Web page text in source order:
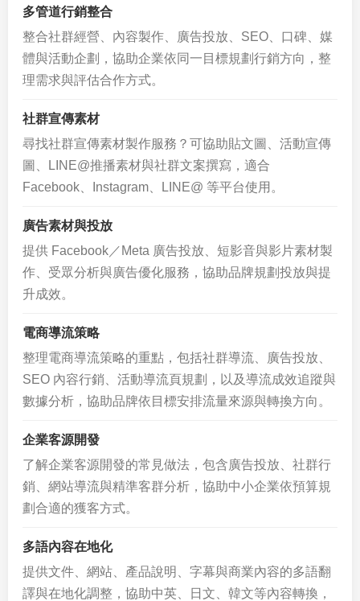
多管道行銷整合
整合社群經營、內容製作、廣告投放、SEO、口碑、媒
體與活動企劃，協助企業依同一目標規劃行銷方向，整
理需求與評估合作方式。
社群宣傳素材
尋找社群宣傳素材製作服務？可協助貼文圖、活動宣傳
圖、LINE@推播素材與社群文案撰寫，適合
Facebook、Instagram、LINE@ 等平台使用。
廣告素材與投放
提供 Facebook／Meta 廣告投放、短影音與影片素材製
作、受眾分析與廣告優化服務，協助品牌規劃投放與提
升成效。
電商導流策略
整理電商導流策略的重點，包括社群導流、廣告投放、
SEO 內容行銷、活動導流頁規劃，以及導流成效追蹤與
數據分析，協助品牌依目標安排流量來源與轉換方向。
企業客源開發
了解企業客源開發的常見做法，包含廣告投放、社群行
銷、網站導流與精準客群分析，協助中小企業依預算規
劃合適的獲客方式。
多語內容在地化
提供文件、網站、產品說明、字幕與商業內容的多語翻
譯與在地化調整，協助中英、日文、韓文等內容轉換，